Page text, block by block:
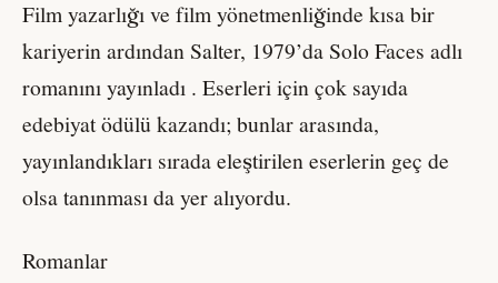
Film yazarlığı ve film yönetmenliğinde kısa bir
kariyerin ardından Salter, 1979’da Solo Faces adlı
romanını yayınladı . Eserleri için çok sayıda
edebiyat ödülü kazandı; bunlar arasında,
yayınlandıkları sırada eleştirilen eserlerin geç de
olsa tanınması da yer alıyordu.
Romanlar